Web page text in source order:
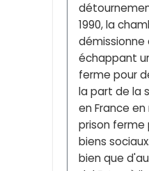
1990, la
démissionne
échappant
ferme pour
la part de la
en France
prison ferme
biens
bien que